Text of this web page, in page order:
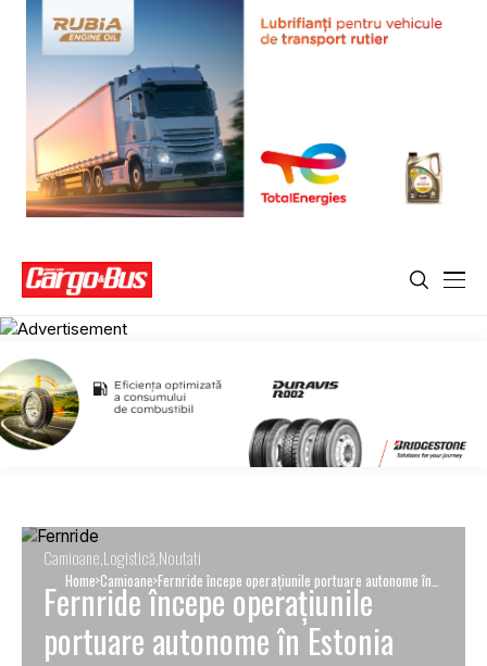
Home Camioane Fernride începe operațiunile portuare autonome în
Estonia
Camioane Logistică Noutati
Fernride începe operațiunile
portuare autonome în Estonia